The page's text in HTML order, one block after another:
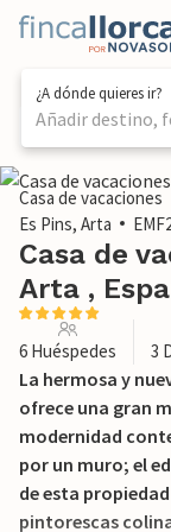
¿A dónde quieres ir?
Añadir destino,
1 / 37
Casa de vacaciones
Es Pins, Arta
Casa de
Arta ,
6 Huéspedes 3
La hermosa y
ofrece una gran
modernidad
por un muro; el
de esta
pintorescas